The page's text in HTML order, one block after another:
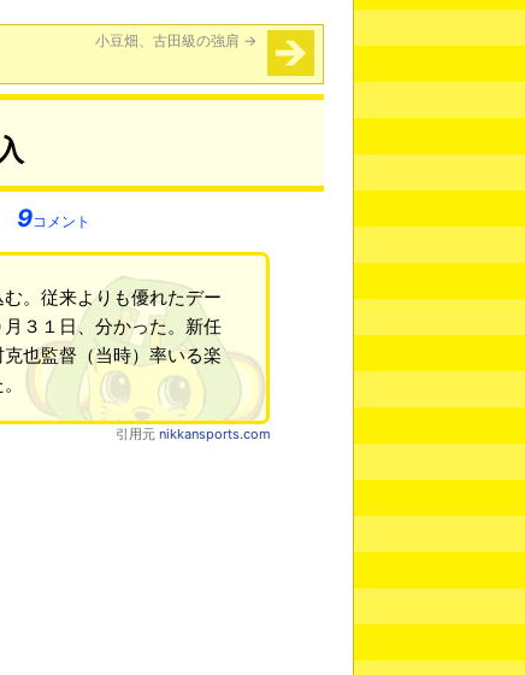
小豆畑、古田級の強肩 →
9コメント
。従来よりも優れたデー
３１日、分かった。新任
也監督（当時）率いる楽
引用元 nikkansports.com